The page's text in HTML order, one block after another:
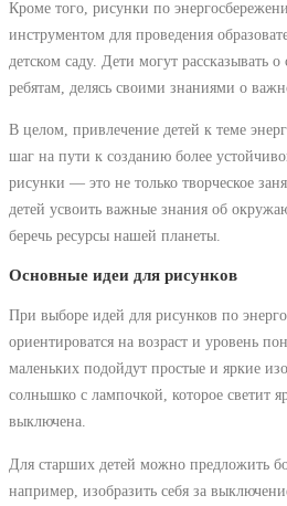
Кроме того, рисунки по
инструментом для проведения
детском саду. Дети могут рассказывать
ребятам, делясь своими знаниями о
В целом, привлечение детей к теме
шаг на пути к созданию более
рисунки ― это не только творческое
детей усвоить важные знания об
беречь ресурсы нашей планеты.
Основные идеи для рисунков
При выборе идей для рисунков по
ориентироватся на возраст и уровень
маленьких подойдут простые и яркие
солнышко с лампочкой, которое светит
выключена.
Для старших детей можно предложить
например, изобразить себя за